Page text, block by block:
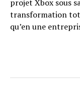
projet Xbox sous
transformation
qu’en une